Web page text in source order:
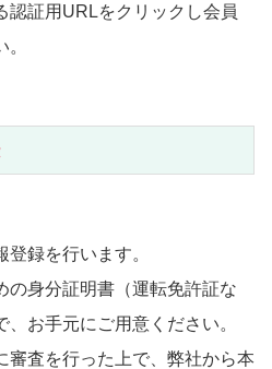
認証用URLをクリックし会員
録を行います。
の身分証明書（運転免許証な
お手元にご用意ください。
審査を行った上で、弊社から本